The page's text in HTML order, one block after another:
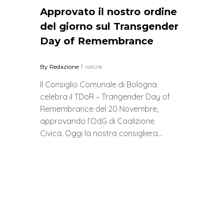
Approvato il nostro ordine
del giorno sul Transgender
Day of Remembrance
By Redazione notizie
Il Consiglio Comunale di Bologna
celebra il TDoR – Trangender Day of
Remembrance del 20 Novembre,
approvando l’OdG di Coalizione
Civica. Oggi la nostra consigliera…